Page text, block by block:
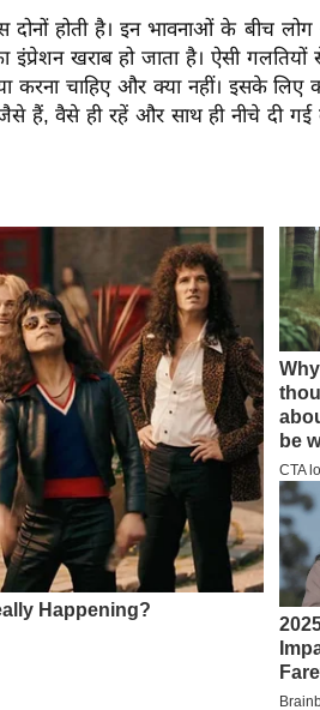
होती है। इन भावनाओं के बीच
खराब हो जाता है। ऐसी
करना चाहिए और क्या नहीं। इसके लिए
वैसे ही रहें और साथ ही नीचे दी गई